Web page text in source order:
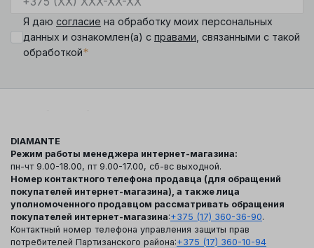
Я даю согласие на обработку моих персональных
данных и ознакомлен(а) с правами , связанными с такой
обработкой*
DIAMANTE
Режим работы менеджера интернет-магазина:
пн-чт 9.00-18.00, пт 9.00-17.00, сб-вс выходной.
Номер контактного телефона продавца (для обращений
покупателей интернет-магазина), а также лица
уполномоченного продавцом рассматривать обращения
покупателей интернет-магазина:+375 (17) 360-36-90.
Контактный номер телефона управления защиты прав
потребителей Партизанского района:+375 (17) 360-10-94